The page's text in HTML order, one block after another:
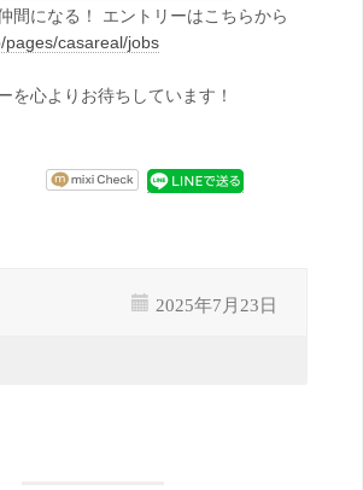
間になる！ エントリーはこちらから
pages/casareal/jobs
を心よりお待ちしています！
2025年7月23日